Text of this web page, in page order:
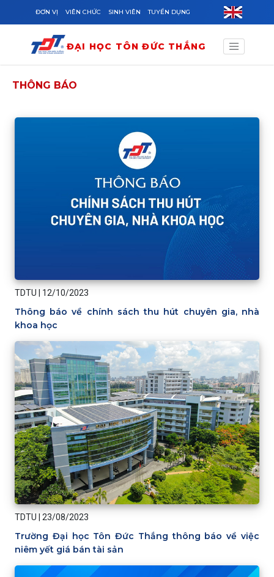
Skip to main content
ĐƠN VỊ VIÊN CHỨC SINH VIÊN TUYỂN DỤNG
ĐẠI HỌC TÔN ĐỨC THẮNG
THÔNG BÁO
TDTU 12/10/2023
Thông báo về chính sách thu hút chuyên gia, nhà
khoa học
TDTU | 23/08/2023
Trường Đại học Tôn Đức Thắng thông báo về việc
niêm yết giá bán tài sản